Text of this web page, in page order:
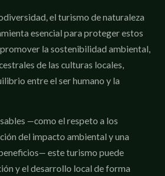
el turismo de naturaleza
esencial para proteger estos
la sostenibilidad ambiental,
de las culturas locales,
entre el ser humano y la
—como el respeto a los
del impacto ambiental y una
este turismo puede
y el desarrollo local de forma